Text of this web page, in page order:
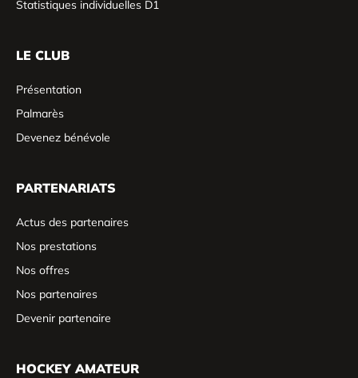
Statistiques individuelles D1
LE CLUB
Présentation
Palmarès
Devenez bénévole
PARTENARIATS
Actus des partenaires
Nos prestations
Nos offres
Nos partenaires
Devenir partenaire
HOCKEY AMATEUR